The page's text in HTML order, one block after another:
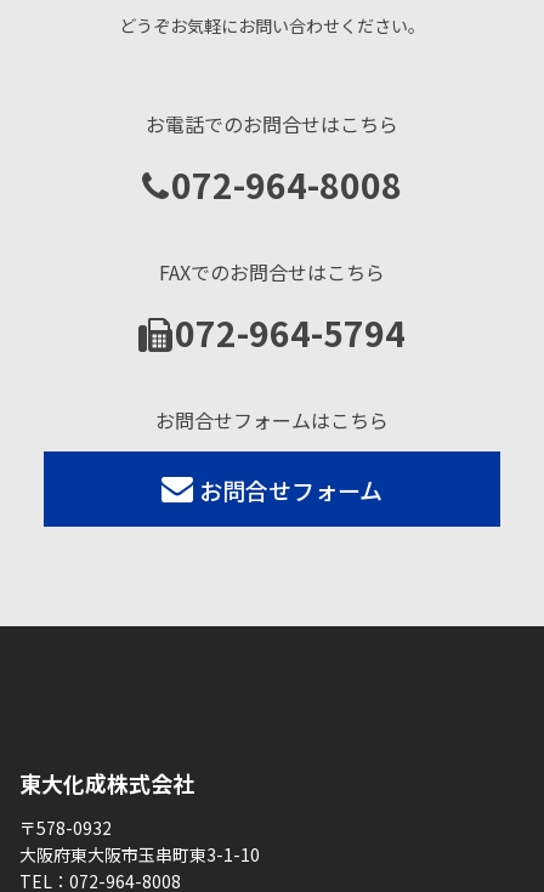
どうぞお気軽にお問い合わせください。
お電話でのお問合せはこちら
072-964-8008
FAXでのお問合せはこちら
072-964-5794
お問合せフォームはこちら
お問合せフォーム
東大化成株式会社
〒578-0932
大阪府東大阪市玉串町東3-1-10
TEL： 072-964-8008